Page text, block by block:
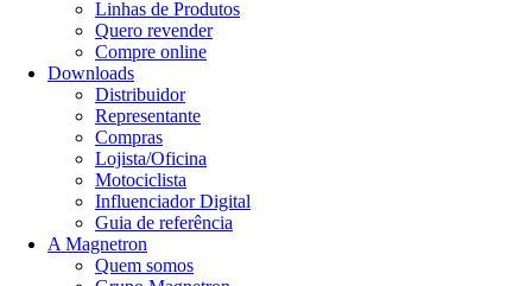
Linhas de Produtos
Quero revender
Compre online
Downloads
Distribuidor
Representante
Compras
Lojista/Oficina
Motociclista
Influenciador Digital
Guia de referência
A Magnetron
Quem somos